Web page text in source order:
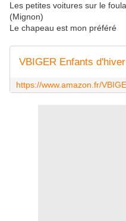
Les petites voitures sur le
(Mignon)
Le chapeau est mon préféré